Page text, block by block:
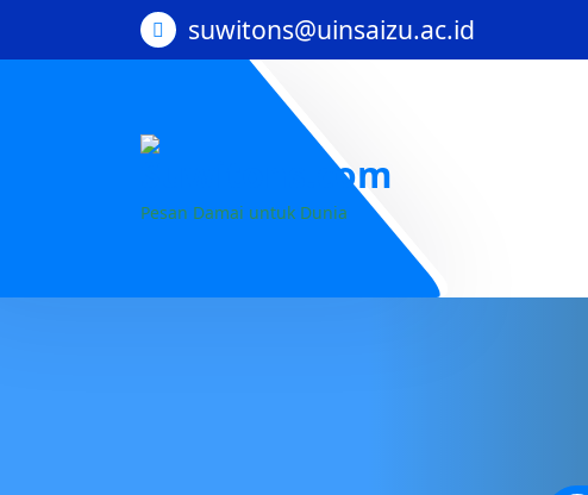
suwitons@uinsaizu.ac.id
Pesan Damai untuk Dunia